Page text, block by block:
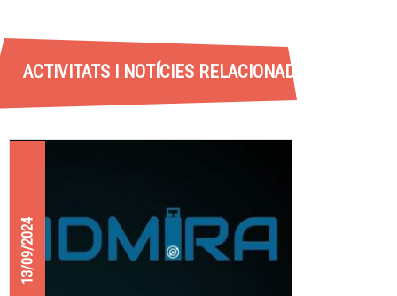
ACTIVITATS I NOTÍCIES RELACIONADES
13/09/2024